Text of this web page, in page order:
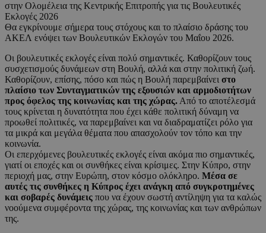
στην Ολομέλεια της Κεντρικής Επιτροπής για τις Βουλευτικές
Εκλογές 2026
Θα εγκρίνουμε σήμερα τους στόχους και το πλαίσιο δράσης του
ΑΚΕΛ ενόψει των Βουλευτικών Εκλογών του Μαΐου 2026.
Οι βουλευτικές εκλογές είναι πολύ σημαντικές. Καθορίζουν τους
συσχετισμούς δυνάμεων στη Βουλή, αλλά και στην πολιτική ζωή.
Καθορίζουν, επίσης, πόσο και πώς η Βουλή παρεμβαίνει στο
πλαίσιο των Συνταγματικών της εξουσιών και αρμοδιοτήτων
προς όφελος της κοινωνίας και της χώρας. Από το αποτέλεσμά
τους κρίνεται η δυνατότητα που έχει κάθε πολιτική δύναμη να
προωθεί πολιτικές, να παρεμβαίνει και να διαδραματίζει ρόλο για
τα μικρά και μεγάλα θέματα που απασχολούν τον τόπο και την
κοινωνία.
Οι επερχόμενες βουλευτικές εκλογές είναι ακόμα πιο σημαντικές,
γιατί οι εποχές και οι συνθήκες είναι κρίσιμες. Στην Κύπρο, στην
περιοχή μας, στην Ευρώπη, στον κόσμο ολόκληρο. Μέσα σε
αυτές τις συνθήκες η Κύπρος έχει ανάγκη από συγκροτημένες
και σοβαρές δυνάμεις που να έχουν σωστή αντίληψη για τα καλώς
νοούμενα συμφέροντα της χώρας, της κοινωνίας και των ανθρώπων
της.